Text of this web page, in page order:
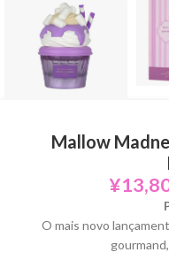
Mallow
¥
O mais novo